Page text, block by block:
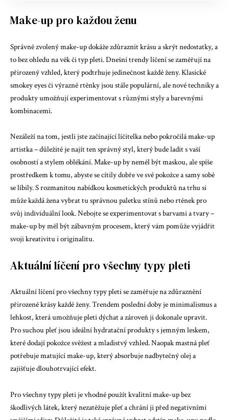
Make-up pro každou ženu
Správně zvolený make-up dokáže zdůraznit krásu a skrýt nedostatky, a
to bez ohledu na věk či typ pleti. Dnešní trendy líčení se zaměřují na
přirozený vzhled, který podtrhuje jedinečnost každé ženy. Klasické
smokey eyes či výrazné rtěnky jsou stále populární, ale nové techniky a
produkty umožňují experimentovat s různými styly a barevnými
kombinacemi.
Nezáleží na tom, jestli jste začínající líčitelka nebo pokročilá make-up
artistka – důležité je najít ten správný styl, který bude ladit s vaší
osobností a stylem oblékání. Make-up by neměl být maskou, ale spíše
prostředkem k tomu, abyste se cítily dobře ve své pokožce a samy sobě
se líbily. S rozmanitou nabídkou kosmetických produktů na trhu si
může každá žena vybrat tu správnou paletku stínů nebo rtěnek pro
svůj individuální look. Nebojte se experimentovat s barvami a tvary –
make-up by měl být zábavným procesem, který vám pomůže vyjádřit
svoji kreativitu i originalitu.
Aktuální líčení pro všechny typy pleti
Aktuální líčení pro všechny typy pleti se zaměřuje na zdůraznění
přirozené krásy každé ženy. Trendem poslední doby je minimalismus a
lehkost, která umožňuje pleti dýchat a zároveň ji dokonale upravit.
Pro suchou pleť jsou ideální hydratační produkty s jemným leskem,
které dodají pokožce svěžest a mladistvý vzhled. Naopak mastná pleť
potřebuje matující make-up, který absorbuje nadbytečný olej a
zajišťuje dlouhotrvající efekt.
Pro všechny typy pleti je vhodné použít kvalitní make-up bez
škodlivých látek, který nezatěžuje pleť a chrání ji před negativními